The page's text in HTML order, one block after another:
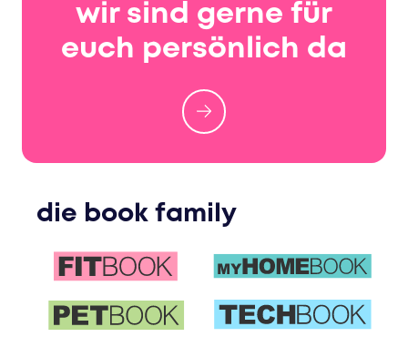
wir sind gerne für
euch persönlich da
die book family
FITBOOK myHOMEBOOK
PETBOOK TECHBOOK